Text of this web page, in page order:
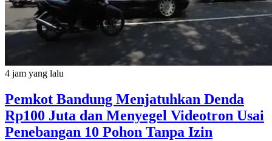
4 jam yang lalu
Pemkot Bandung Menjatuhkan Denda
Rp100 Juta dan Menyegel Videotron Usai
Penebangan 10 Pohon Tanpa Izin